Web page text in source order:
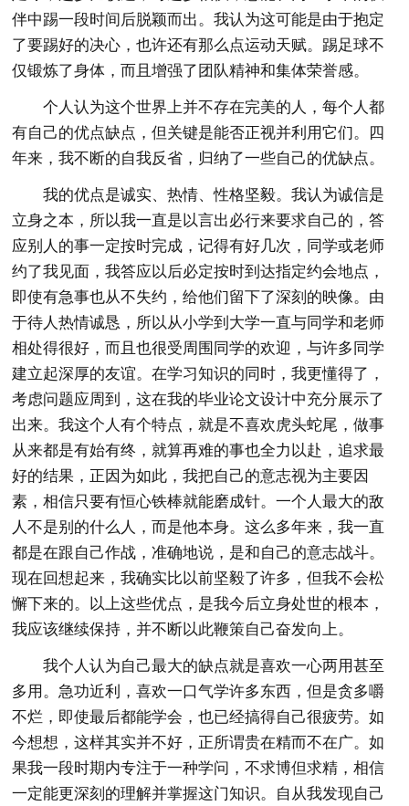
伴中踢一段时间后脱颖而出。我认为这可能是由于抱定
了要踢好的决心，也许还有那么点运动天赋。踢足球不
仅锻炼了身体，而且增强了团队精神和集体荣誉感。
个人认为这个世界上并不存在完美的人，每个人都
有自己的优点缺点，但关键是能否正视并利用它们。四
年来，我不断的自我反省，归纳了一些自己的优缺点。
我的优点是诚实、热情、性格坚毅。我认为诚信是
立身之本，所以我一直是以言出必行来要求自己的，答
应别人的事一定按时完成，记得有好几次，同学或老师
约了我见面，我答应以后必定按时到达指定约会地点，
即使有急事也从不失约，给他们留下了深刻的映像。由
于待人热情诚恳，所以从小学到大学一直与同学和老师
相处得很好，而且也很受周围同学的欢迎，与许多同学
建立起深厚的友谊。在学习知识的同时，我更懂得了，
考虑问题应周到，这在我的毕业论文设计中充分展示了
出来。我这个人有个特点，就是不喜欢虎头蛇尾，做事
从来都是有始有终，就算再难的事也全力以赴，追求最
好的结果，正因为如此，我把自己的意志视为主要因
素，相信只要有恒心铁棒就能磨成针。一个人最大的敌
人不是别的什么人，而是他本身。这么多年来，我一直
都是在跟自己作战，准确地说，是和自己的意志战斗。
现在回想起来，我确实比以前坚毅了许多，但我不会松
懈下来的。以上这些优点，是我今后立身处世的根本，
我应该继续保持，并不断以此鞭策自己奋发向上。
我个人认为自己最大的缺点就是喜欢一心两用甚至
多用。急功近利，喜欢一口气学许多东西，但是贪多嚼
不烂，即使最后都能学会，也已经搞得自己很疲劳。如
今想想，这样其实并不好，正所谓贵在精而不在广。如
果我一段时期内专注于一种学问，不求博但求精，相信
一定能更深刻的理解并掌握这门知识。自从我发现自己